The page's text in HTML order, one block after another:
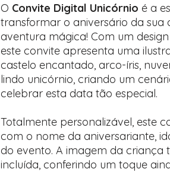
O Convite Digital Unicórnio é a
transformar o aniversário da sua
aventura mágica! Com um
este convite apresenta uma
castelo encantado, arco-íris,
lindo unicórnio, criando um
celebrar esta data tão especial.
Totalmente personalizável, este
com o nome da aniversariante,
do evento. A imagem da criança
incluída, conferindo um toque